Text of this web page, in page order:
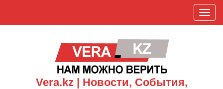
П
о
Vera.kz | Новости, События,